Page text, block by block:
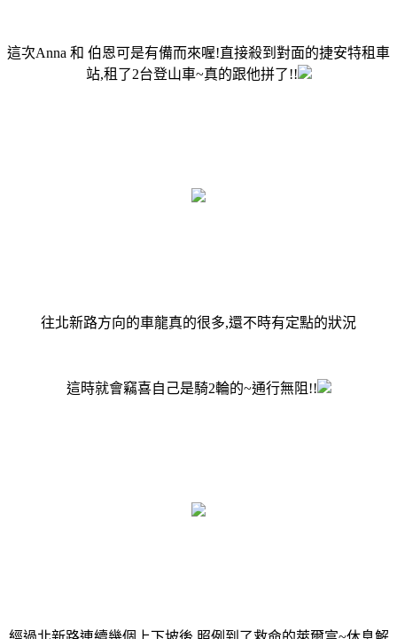
這次Anna 和 伯恩可是有備而來喔!直接殺到對面的捷安特租車
站,租了2台登山車~真的跟他拼了!!
往北新路方向的車龍真的很多,還不時有定點的狀況
這時就會竊喜自己是騎2輪的~通行無阻!!